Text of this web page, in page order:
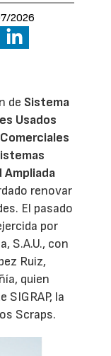
2026
de Sistema
Usados
Ampliada
renovar
El pasado
por
S.A.U., con
Ruiz,
quien
SIGRAP, la
Scraps.